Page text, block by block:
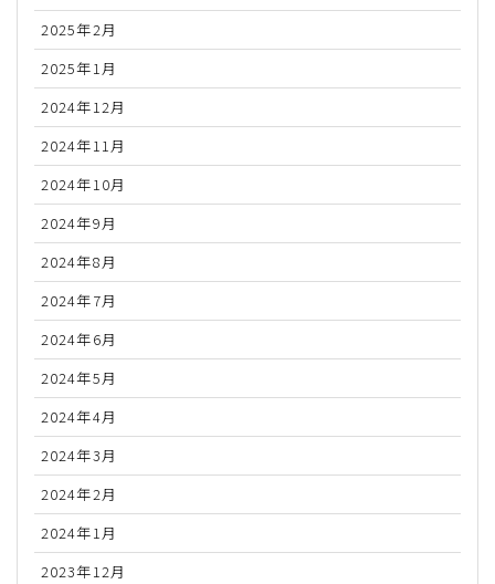
2025年2月
2025年1月
2024年12月
2024年11月
2024年10月
2024年9月
2024年8月
2024年7月
2024年6月
2024年5月
2024年4月
2024年3月
2024年2月
2024年1月
2023年12月